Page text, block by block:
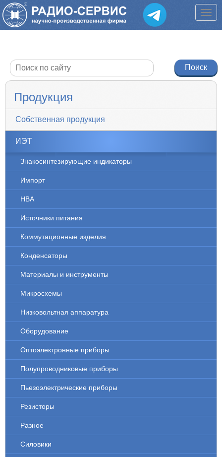
Продукция
Собственная продукция
ИЭТ
Знакосинтезирующие индикаторы
Импорт
НВА
Источники питания
Коммутационные изделия
Конденсаторы
Материалы и инструменты
Микросхемы
Низковольтная аппаратура
Оборудование
Оптоэлектронные приборы
Полупроводниковые приборы
Пьезоэлектрические приборы
Резисторы
Разное
Силовики